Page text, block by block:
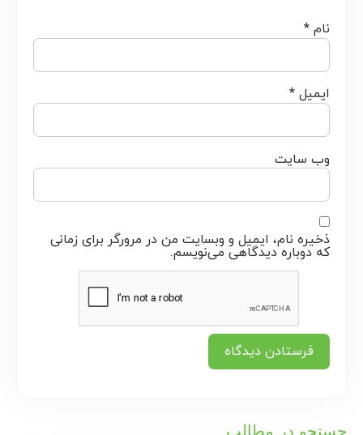
نام *
ایمیل *
وب‌ سایت
ذخیره نام، ایمیل و وبسایت من در مرورگر برای زمانی
که دوباره دیدگاهی می‌نویسم.
جستجو در مطالب